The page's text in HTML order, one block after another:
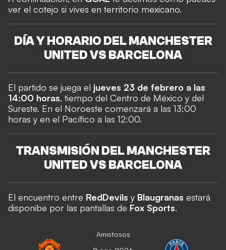
ver el cotejo si vives en territorio mexicano.
DÍA Y HORARIO DEL MANCHESTER
UNITED VS BARCELONA
El partido se juega el jueves 23 de febrero a las
14:00 horas, tiempo del Centro de México y del
Sureste. En el Noroeste comenzará a las 13:00
horas y en el Pacífico a las 12:00.
TRANSMISIÓN DEL MANCHESTER
UNITED VS BARCELONA
El encuentro entre RedDevils y Blaugranas estará
disponibe por las pantallas de Fox Sports.
Amistosos